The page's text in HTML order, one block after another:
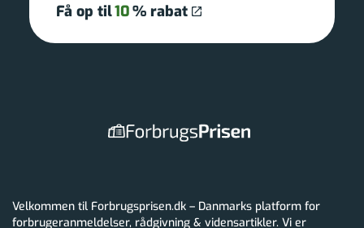
Få op til10% rabat
Velkommen til Forbrugsprisen.dk – Danmarks platform for
forbrugeranmeldelser, rådgivning & vidensartikler. Vi er